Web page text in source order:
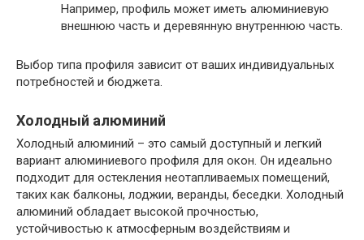
Например, профиль может иметь алюминиевую
внешнюю часть и деревянную внутреннюю часть.
Выбор типа профиля зависит от ваших индивидуальных
потребностей и бюджета.
Холодный алюминий
Холодный алюминий – это самый доступный и легкий
вариант алюминиевого профиля для окон. Он идеально
подходит для остекления неотапливаемых помещений,
таких как балконы, лоджии, веранды, беседки. Холодный
алюминий обладает высокой прочностью,
устойчивостью к атмосферным воздействиям и